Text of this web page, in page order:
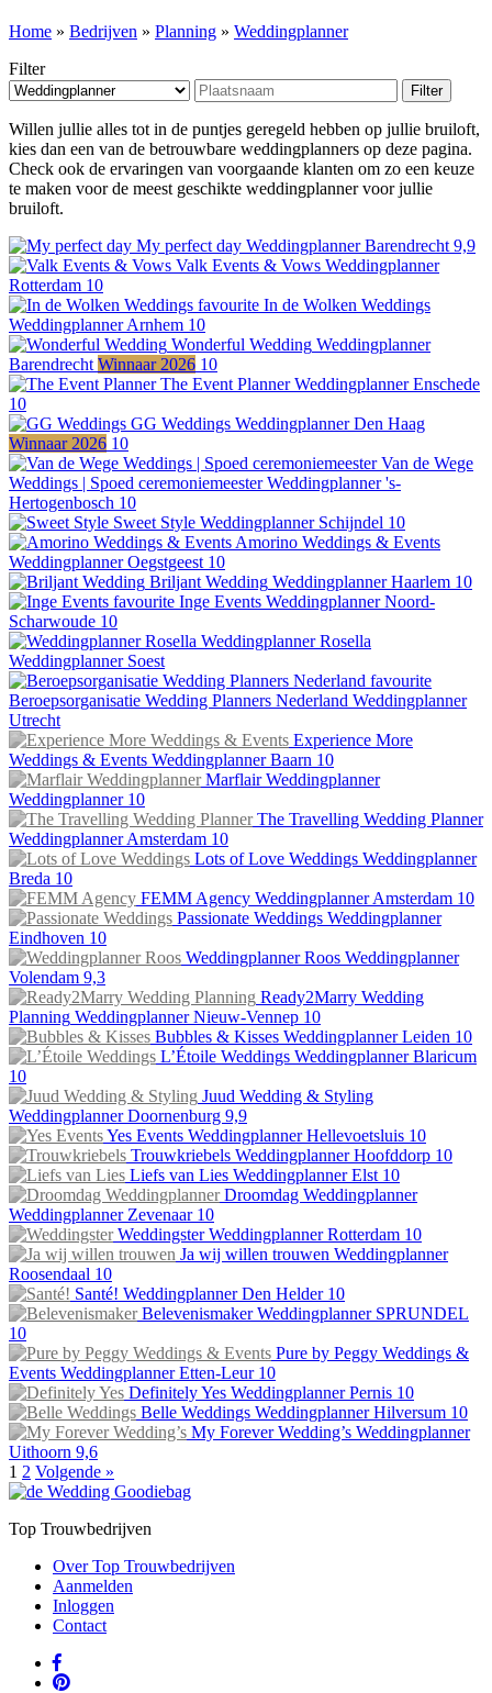
Home » Bedrijven » Planning » Weddingplanner
Filter
Filter
Willen jullie alles tot in de puntjes geregeld hebben op jullie bruiloft,
kies dan een van de betrouwbare weddingplanners op deze pagina.
Check ook de ervaringen van voorgaande klanten om zo een keuze
te maken voor de meest geschikte weddingplanner voor jullie
bruiloft.
My perfect day Weddingplanner Barendrecht 9,9
Valk Events & Vows Weddingplanner
Rotterdam 10
favourite In de Wolken Weddings
Weddingplanner Arnhem 10
Wonderful Wedding Weddingplanner
Barendrecht Winnaar 2026 10
The Event Planner Weddingplanner Enschede
10
GG Weddings Weddingplanner Den Haag
Winnaar 2026 10
Van de Wege
Weddings | Spoed ceremoniemeester Weddingplanner 's-
Hertogenbosch 10
Sweet Style Weddingplanner Schijndel 10
Amorino Weddings & Events
Weddingplanner Oegstgeest 10
Briljant Wedding Weddingplanner Haarlem 10
favourite Inge Events Weddingplanner Noord-
Scharwoude 10
Weddingplanner Rosella
Weddingplanner Soest
favourite
Beroepsorganisatie Wedding Planners Nederland Weddingplanner
Utrecht
Experience More
Weddings & Events Weddingplanner Baarn 10
Marflair Weddingplanner
Weddingplanner 10
The Travelling Wedding Planner
Weddingplanner Amsterdam 10
Lots of Love Weddings Weddingplanner
Breda 10
FEMM Agency Weddingplanner Amsterdam 10
Passionate Weddings Weddingplanner
Eindhoven 10
Weddingplanner Roos Weddingplanner
Volendam 9,3
Ready2Marry Wedding
Planning Weddingplanner Nieuw-Vennep 10
Bubbles & Kisses Weddingplanner Leiden 10
L’Étoile Weddings Weddingplanner Blaricum
10
Juud Wedding & Styling
Weddingplanner Doornenburg 9,9
Yes Events Weddingplanner Hellevoetsluis 10
Trouwkriebels Weddingplanner Hoofddorp 10
Liefs van Lies Weddingplanner Elst 10
Droomdag Weddingplanner
Weddingplanner Zevenaar 10
Weddingster Weddingplanner Rotterdam 10
Ja wij willen trouwen Weddingplanner
Roosendaal 10
Santé! Weddingplanner Den Helder 10
Belevenismaker Weddingplanner SPRUNDEL
10
Pure by Peggy Weddings &
Events Weddingplanner Etten-Leur 10
Definitely Yes Weddingplanner Pernis 10
Belle Weddings Weddingplanner Hilversum 10
My Forever Wedding’s Weddingplanner
Uithoorn 9,6
1 2 Volgende »
Top Trouwbedrijven
Over Top Trouwbedrijven
Aanmelden
Inloggen
Contact